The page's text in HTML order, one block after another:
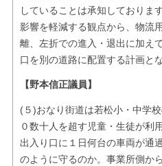
していることは承知しておりま
影響を軽減する観点から、物流
離、左折での進入・退出に加え
口を別の道路に配置する計画と
【野本信正議員】
(５)おなり街道は若松小・中学
０数十人を超す児童・生徒が利
出入り口に１日何台の車両が通
のように守るのか。事業所側か